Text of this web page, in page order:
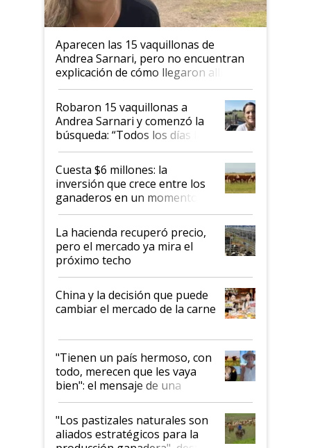
Aparecen las 15 vaquillonas de
Andrea Sarnari, pero no encuentran
explicación de cómo llegaron allí
Robaron 15 vaquillonas a
Andrea Sarnari y comenzó la
búsqueda: “Todos los días le
toca a algún productor”
Cuesta $6 millones: la
inversión que crece entre los
ganaderos en un momento
histórico para la actividad
La hacienda recuperó precio,
pero el mercado ya mira el
próximo techo
China y la decisión que puede
cambiar el mercado de la carne
"Tienen un país hermoso, con
todo, merecen que les vaya
bien": el mensaje de una
ganadera uruguaya sobre las
oportunidades que se abren
para el agro en Argentina, con
foco en la carne
"Los pastizales naturales son
aliados estratégicos para la